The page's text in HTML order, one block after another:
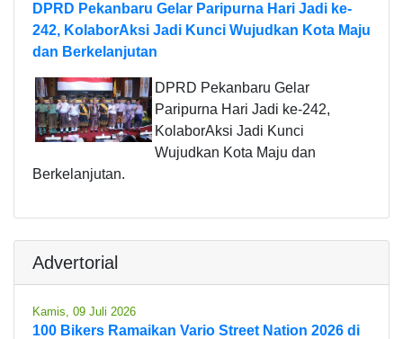
DPRD Pekanbaru Gelar Paripurna Hari Jadi ke-
242, KolaborAksi Jadi Kunci Wujudkan Kota Maju
dan Berkelanjutan
DPRD Pekanbaru Gelar
Paripurna Hari Jadi ke-242,
KolaborAksi Jadi Kunci
Wujudkan Kota Maju dan
Berkelanjutan.
Advertorial
Kamis, 09 Juli 2026
100 Bikers Ramaikan Vario Street Nation 2026 di